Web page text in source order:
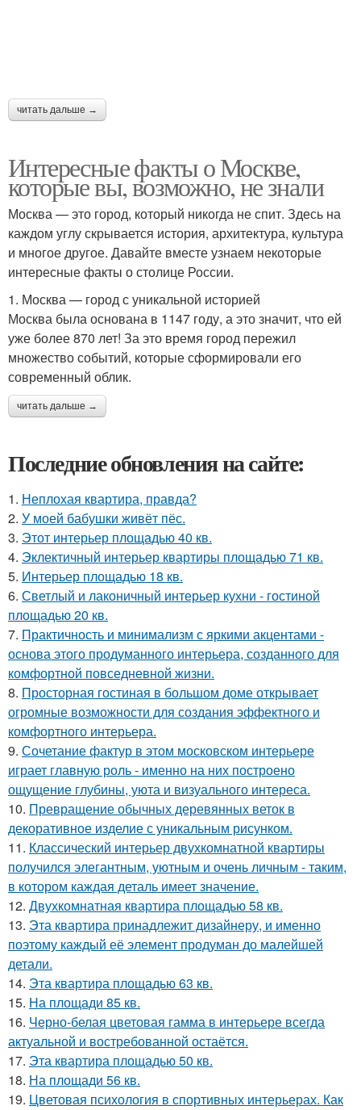
читать дальше →
Интересные факты о Москве,
которые вы, возможно, не знали
Москва — это город, который никогда не спит. Здесь на
каждом углу скрывается история, архитектура, культура
и многое другое. Давайте вместе узнаем некоторые
интересные факты о столице России.
1. Москва — город с уникальной историей
Москва была основана в 1147 году, а это значит, что ей
уже более 870 лет! За это время город пережил
множество событий, которые сформировали его
современный облик.
читать дальше →
Последние обновления на сайте:
1. Неплохая квартира, правда?
2. У моей бабушки живёт пёс.
3. Этот интерьер площадью 40 кв.
4. Эклектичный интерьер квартиры площадью 71 кв.
5. Интерьер площадью 18 кв.
6. Светлый и лаконичный интерьер кухни - гостиной
площадью 20 кв.
7. Практичность и минимализм с яркими акцентами -
основа этого продуманного интерьера, созданного для
комфортной повседневной жизни.
8. Просторная гостиная в большом доме открывает
огромные возможности для создания эффектного и
комфортного интерьера.
9. Сочетание фактур в этом московском интерьере
играет главную роль - именно на них построено
ощущение глубины, уюта и визуального интереса.
10. Превращение обычных деревянных веток в
декоративное изделие с уникальным рисунком.
11. Классический интерьер двухкомнатной квартиры
получился элегантным, уютным и очень личным - таким,
в котором каждая деталь имеет значение.
12. Двухкомнатная квартира площадью 58 кв.
13. Эта квартира принадлежит дизайнеру, и именно
поэтому каждый её элемент продуман до малейшей
детали.
14. Эта квартира площадью 63 кв.
15. На площади 85 кв.
16. Черно-белая цветовая гамма в интерьере всегда
актуальной и востребованной остаётся.
17. Эта квартира площадью 50 кв.
18. На площади 56 кв.
19. Цветовая психология в спортивных интерьерах. Как